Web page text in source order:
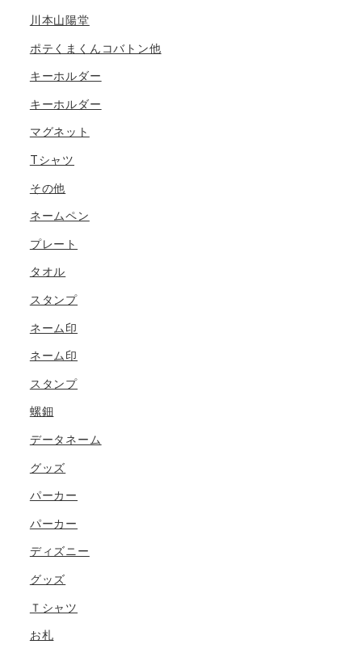
川本山陽堂
ポテくまくんコバトン他
キーホルダー
キーホルダー
マグネット
Tシャツ
その他
ネームペン
プレート
タオル
スタンプ
ネーム印
ネーム印
スタンプ
螺鈿
データネーム
グッズ
パーカー
パーカー
ディズニー
グッズ
Ｔシャツ
お札